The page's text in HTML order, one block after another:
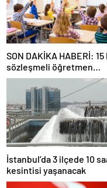
SON DAKİKA HABERİ: 15
sözleşmeli öğretmen
atamasında sözlü
kazanan adaylar açıklandı
İstanbul’da 3 ilçede 10
kesintisi yaşanacak